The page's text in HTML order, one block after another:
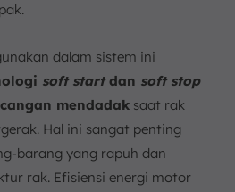
dalam sistem ini
soft startdan soft stop
mendadak saat rak
Hal ini sangat penting
barang yang rapuh dan
rak. Efisiensi energi motor